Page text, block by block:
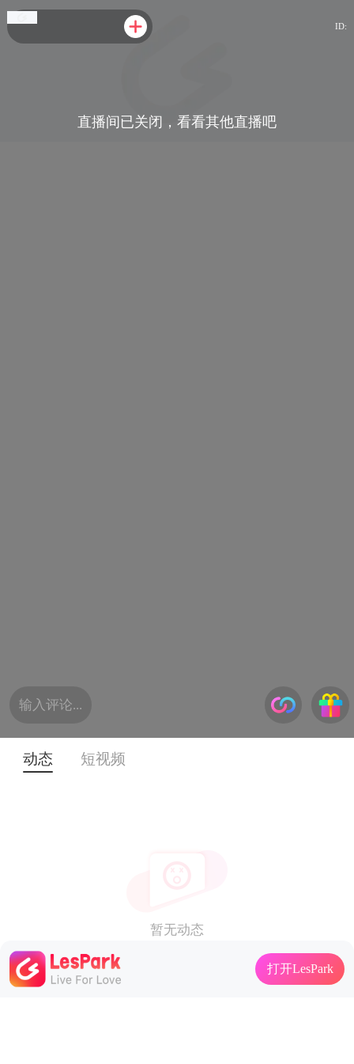
直播间已关闭，看看其他直播吧
ID:
输入评论...
动态 短视频
暂无动态
打开LesPark